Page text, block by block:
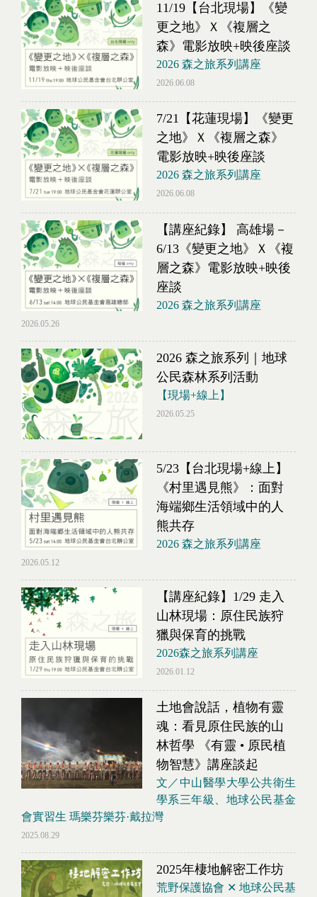
11/19【台北現場】《變
更之地》Ｘ《複層之
森》電影放映+映後座談
2026 森之旅系列講座
2026.06.08
7/21【花蓮現場】《變更
之地》Ｘ《複層之森》
電影放映+映後座談
2026 森之旅系列講座
2026.06.08
【講座紀錄】 高雄場－
6/13《變更之地》Ｘ《複
層之森》電影放映+映後
座談
2026 森之旅系列講座
2026.05.26
2026 森之旅系列｜地球
公民森林系列活動
【現場+線上】
2026.05.25
5/23【台北現場+線上】
《村里遇見熊》：面對
海端鄉生活領域中的人
熊共存
2026 森之旅系列講座
2026.05.12
【講座紀錄】1/29 走入
山林現場：原住民族狩
獵與保育的挑戰
2026森之旅系列講座
2026.01.12
土地會說話，植物有靈
魂：看見原住民族的山
林哲學 《有靈 • 原民植
物智慧》講座談起
文／中山醫學大學公共衛生
學系三年級、地球公民基金
會實習生 瑪樂芬樂芬·戴拉灣
2025.08.29
2025年棲地解密工作坊
荒野保護協會 ✕ 地球公民基